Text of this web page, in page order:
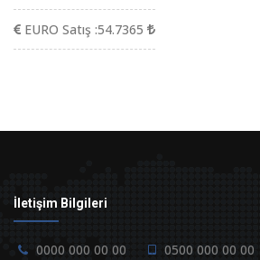
EURO Satış :54.7365
İletişim Bilgileri
0000 000 00 00
0500 000 00 00